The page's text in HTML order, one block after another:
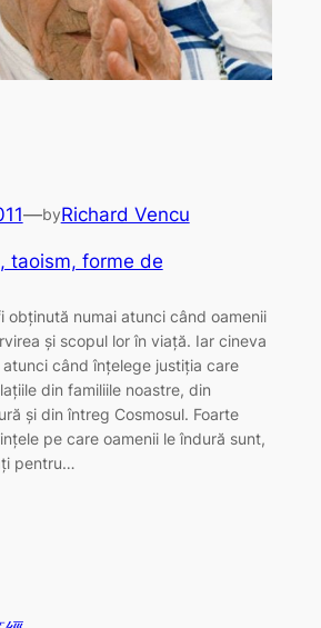
—byRichard Vencu
taoism, forme de
obținută numai atunci când oamenii
și scopul lor în viață. Iar cineva
când înțelege justiția care
din familiile noastre, din
și din întreg Cosmosul. Foarte
pe care oamenii le îndură sunt,
pentru…